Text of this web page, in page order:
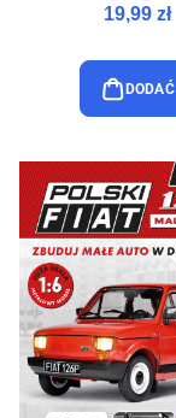
19,99 zł
DODAĆ